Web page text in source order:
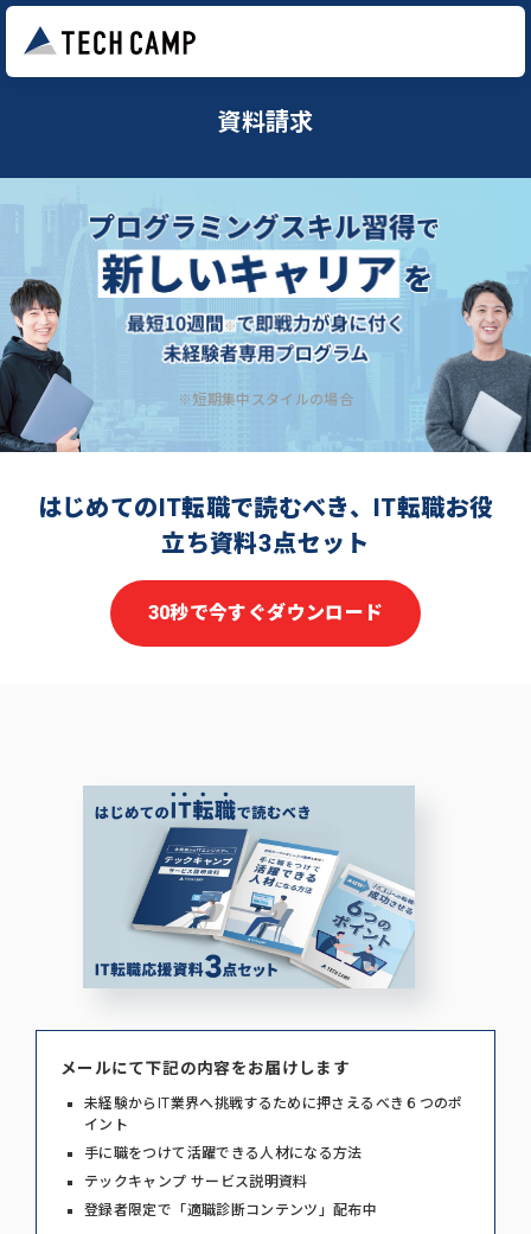
資料請求
※短期集中スタイルの場合
はじめてのIT転職で読むべき、IT転職お役
立ち資料3点セット
30秒で今すぐダウンロード
メールにて下記の内容をお届けします
未経験からIT業界へ挑戦するために押さえるべき６つのポ
イント
手に職をつけて活躍できる人材になる方法
テックキャンプ サービス説明資料
登録者限定で「適職診断コンテンツ」配布中